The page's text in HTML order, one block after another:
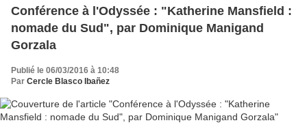
Conférence à l'Odyssée : "Katherine Mansfield :
nomade du Sud", par Dominique Manigand
Gorzala
Publié le 06/03/2016 à 10:48
Par Cercle Blasco Ibañez